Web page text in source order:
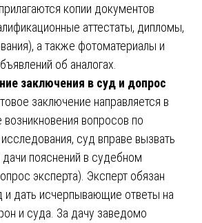
копии документов
аттестаты, дипломы,
а также фотоматериалы и
об аналогах.
заключения в суд и допрос
заключение направляется в
возникновения вопросов по
суд вправе вызвать
дачи пояснений в судебном
эксперта). Эксперт обязан
и дать исчерпывающие ответы на
и суда. За дачу заведомо